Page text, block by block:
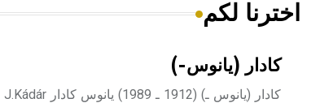
اخترنا لكم
كادار (يانوس-)